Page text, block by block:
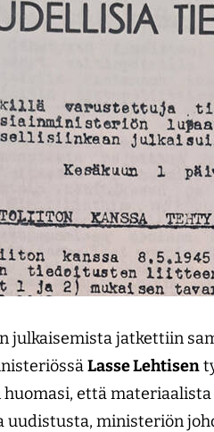
julkaisemista jatkettiin
Lasse Lehtisen
että
ministeriön